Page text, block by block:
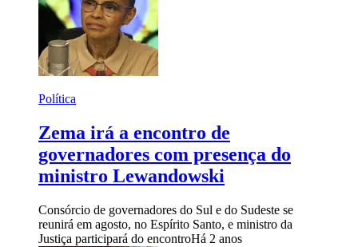
Política
Zema irá a encontro de
governadores com presença do
ministro Lewandowski
Consórcio de governadores do Sul e do Sudeste se
reunirá em agosto, no Espírito Santo, e ministro da
Justiça participará do encontroHá 2 anos